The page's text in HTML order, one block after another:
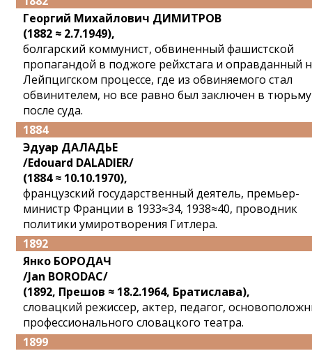
Георгий Михайлович ДИМИТРОВ
(1882 ≈ 2.7.1949),
болгарский коммунист, обвиненный фашистской
пропагандой в поджоге рейхстага и оправданный
Лейпцигском процессе, где из обвиняемого стал
обвинителем, но все равно был заключен в тюрьму
после суда.
1884
Эдуар ДАЛАДЬЕ
/Edouard DALADIER/
(1884 ≈ 10.10.1970),
французский государственный деятель, премьер-
министр Франции в 1933≈34, 1938≈40, проводник
политики умиротворения Гитлера.
1892
Янко БОРОДАЧ
/Jan BORODAC/
(1892, Прешов ≈ 18.2.1964, Братислава),
словацкий режиссер, актер, педагог,
профессионального словацкого театра.
1899